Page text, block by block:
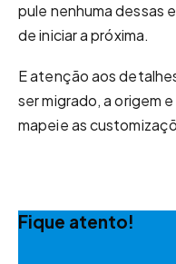
pule nenhuma dessas
de iniciar a próxima.
E atenção aos
ser migrado, a origem
mapeie as
Fique atento!